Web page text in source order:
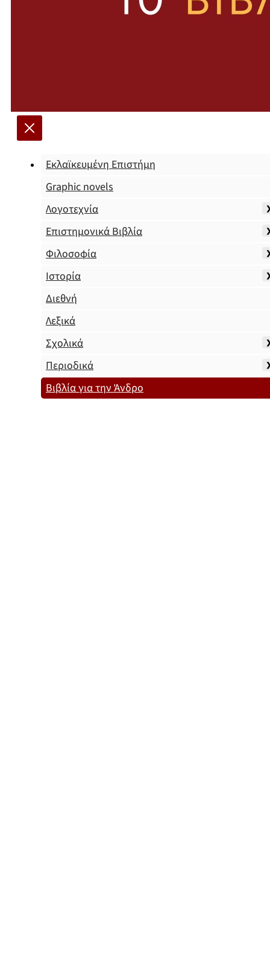
Εκλαϊκευμένη Επιστήμη
Graphic novels
Λογοτεχνία
Επιστημονικά Βιβλία
Φιλοσοφία
Ιστορία
Διεθνή
Λεξικά
Σχολικά
Περιοδικά
Βιβλία για την Άνδρο